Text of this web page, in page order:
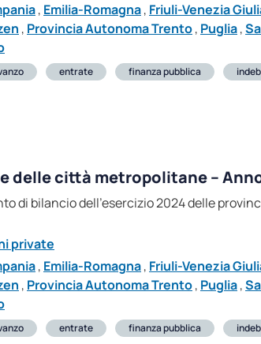
, Emilia-Romagna, Friuli-Venezia
, Provincia Autonoma Trento, Puglia,
entrate finanza pubblica
delle città metropolitane –
di bilancio dell’esercizio 2024 delle
private
, Emilia-Romagna, Friuli-Venezia
, Provincia Autonoma Trento, Puglia,
entrate finanza pubblica